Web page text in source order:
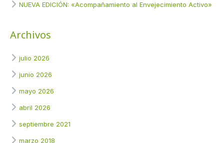
NUEVA EDICIÓN: «Acompañamiento al Envejecimiento Activo»
Archivos
julio 2026
junio 2026
mayo 2026
abril 2026
septiembre 2021
marzo 2018